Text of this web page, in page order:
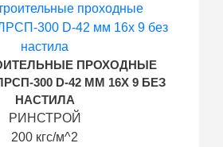
ПРОХОДНЫЕ
300 D-42 ММ 16Х 9 БЕЗ
НАСТИЛА
РИНСТРОЙ
200 кгс/м^2